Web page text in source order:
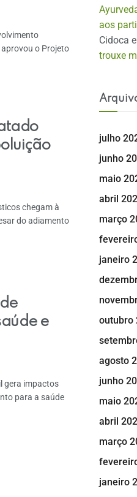
o Projeto
chegam à
do adiamento
e
gera impactos
para a saúde
aos
Cidoca
trouxe
julho
junho
maio
abril
março
janeiro
outubro
agosto
junho
maio
abril
março
janeiro